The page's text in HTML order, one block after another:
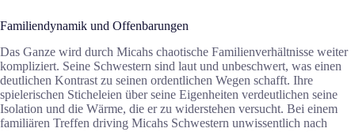
Familiendynamik und Offenbarungen
Das Ganze wird durch Micahs chaotische Familienverhältnisse weiter
kompliziert. Seine Schwestern sind laut und unbeschwert, was einen
deutlichen Kontrast zu seinen ordentlichen Wegen schafft. Ihre
spielerischen Sticheleien über seine Eigenheiten verdeutlichen seine
Isolation und die Wärme, die er zu widerstehen versucht. Bei einem
familiären Treffen driving Micahs Schwestern unwissentlich nach